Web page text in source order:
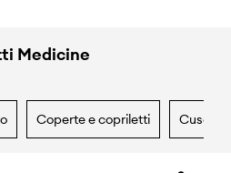
Medicine
coperte e copriletti cuscini